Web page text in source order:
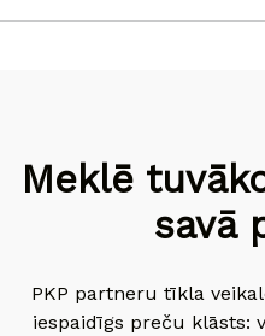
Meklē
savā
PKP partneru tīkla
iespaidīgs preču klāsts: